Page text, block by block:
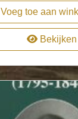
Voeg toe aan
Bekijken